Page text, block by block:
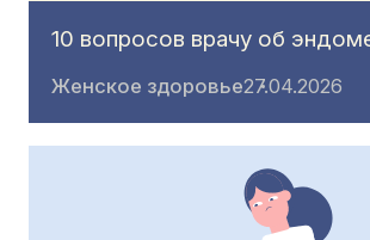
10 вопросов врачу об
Женское здоровье27.04.2026